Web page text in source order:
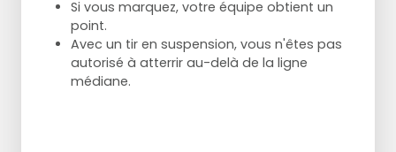
Si vous marquez, votre équipe obtient un
point.
Avec un tir en suspension, vous n'êtes pas
autorisé à atterrir au-delà de la ligne
médiane.